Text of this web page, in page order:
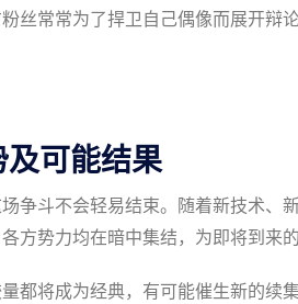
丝常常为了捍卫自己偶像而展开
可能结果
争斗不会轻易结束。随着新技术
方势力均在暗中集结，为即将到来
都将成为经典，有可能催生新的续